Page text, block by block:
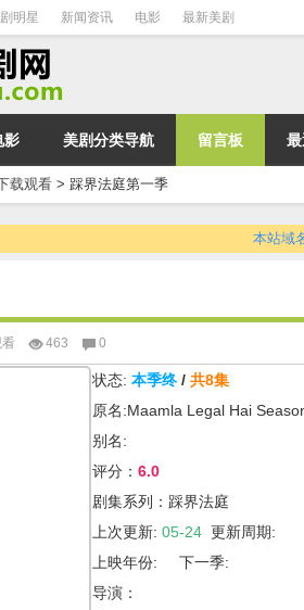
明星 新闻资讯 电影 最新美剧
影 美剧分类导航 留言板
载观看 > 踩界法庭第一季
本站域
看 463 0
状态: 本季终/ 共8集
原名:Maamla Legal Hai
别名:
评分： 6.0
剧集系列：踩界法庭
上次更新: 05-24 更新周期:
上映年份: 下一季:
导演：